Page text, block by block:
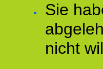
Sie
nicht